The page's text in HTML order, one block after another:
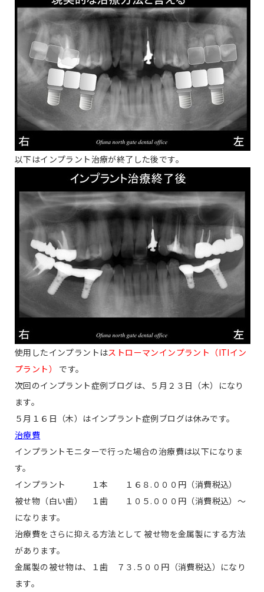
以下はインプラント治療が終了した後です。
使用したインプラントはストローマンインプラント（ITIイン
プラント）
です。
次回のインプラント症例ブログは、５月２３日（木）になり
ます。
５月１６日（木）はインプラント症例ブログは休みです。
治療費
インプラントモニターで行った場合の治療費は以下になりま
す。
インプラント １本 １６８.０００円（消費税込）
被せ物（白い歯） １歯 １０５.０００円（消費税込）〜
になります。
治療費をさらに抑える方法として 被せ物を金属製にする方法
があります。
金属製の被せ物は、１歯 ７３.５００円（消費税込）になり
ます。